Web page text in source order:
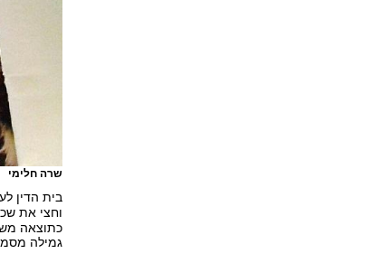
שרה חלימי
בית הדין
וחצי את
גמילה